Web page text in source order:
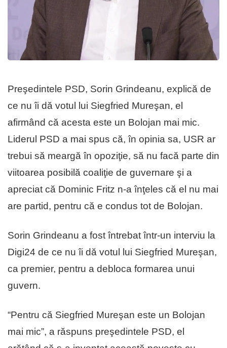
Preşedintele PSD, Sorin Grindeanu, explică de
ce nu îi dă votul lui Siegfried Mureşan, el
afirmând că acesta este un Bolojan mai mic.
Liderul PSD a mai spus că, în opinia sa, USR ar
trebui să meargă în opoziţie, să nu facă parte din
viitoarea posibilă coaliţie de guvernare şi a
apreciat că Dominic Fritz n-a înţeles că el nu mai
are partid, pentru că e condus tot de Bolojan.
Sorin Grindeanu a fost întrebat într-un interviu la
Digi24 de ce nu îi dă votul lui Siegfried Mureşan,
ca premier, pentru a debloca formarea unui
guvern.
“Pentru că Siegfried Mureşan este un Bolojan
mai mic”, a răspuns preşedintele PSD, el